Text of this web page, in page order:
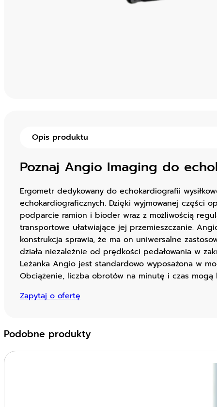
Opis produktu
Poznaj Angio Imaging do
Ergometr dedykowany do echokardiografii
echokardiograficznych. Dzięki wyjmowanej części
podparcie ramion i bioder wraz z możliwością
transportowe ułatwiające jej przemieszczanie.
konstrukcja sprawia, że ma on uniwersalne
działa niezależnie od prędkości pedałowania w
Leżanka Angio jest standardowo wyposażona w
Obciążenie, liczba obrotów na minutę i czas mogą
Zapytaj o ofertę
Podobne produkty